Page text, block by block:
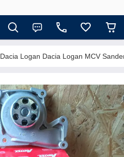
Dacia Logan Dacia Logan MCV